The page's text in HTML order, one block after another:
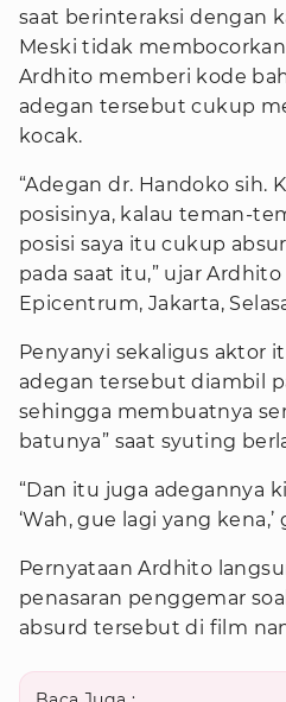
saat berinteraksi dengan
Meski tidak
Ardhito memberi kode
adegan tersebut cukup
kocak.
“Adegan dr. Handoko sih.
posisinya, kalau teman-
posisi saya itu cukup
pada saat itu,” ujar
Epicentrum, Jakarta,
Penyanyi sekaligus aktor
adegan tersebut diambil
sehingga membuatnya
batunya” saat syuting
“Dan itu juga adegannya
‘Wah, gue lagi yang
Pernyataan Ardhito
penasaran penggemar
absurd tersebut di film